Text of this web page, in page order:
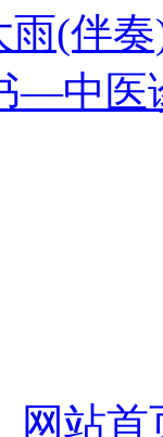
(伴奏
—中医
网站首